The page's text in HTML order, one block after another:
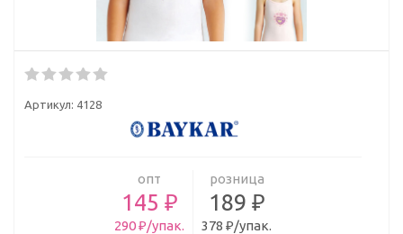
Артикул: 4128
опт
145 ₽
290 ₽/упак.
розница
189 ₽
378 ₽/упак.